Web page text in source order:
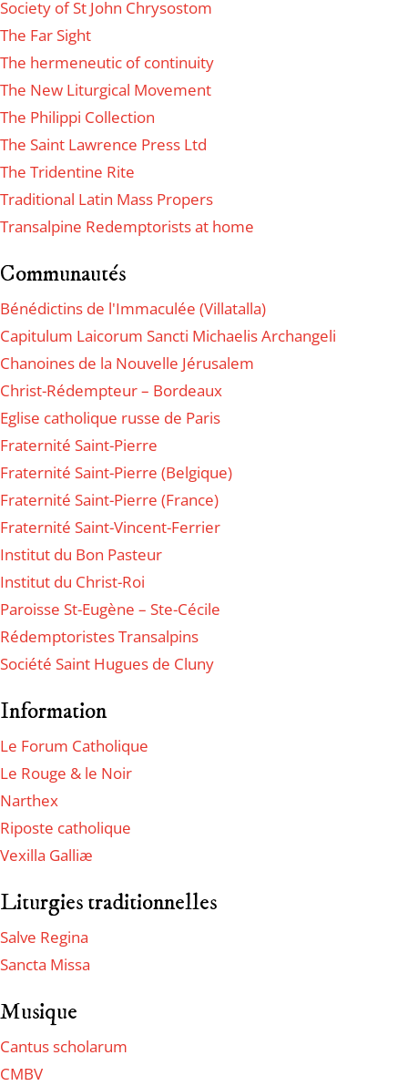
Society of St John Chrysostom
The Far Sight
The hermeneutic of continuity
The New Liturgical Movement
The Philippi Collection
The Saint Lawrence Press Ltd
The Tridentine Rite
Traditional Latin Mass Propers
Transalpine Redemptorists at home
Communautés
Bénédictins de l'Immaculée (Villatalla)
Capitulum Laicorum Sancti Michaelis Archangeli
Chanoines de la Nouvelle Jérusalem
Christ-Rédempteur – Bordeaux
Eglise catholique russe de Paris
Fraternité Saint-Pierre
Fraternité Saint-Pierre (Belgique)
Fraternité Saint-Pierre (France)
Fraternité Saint-Vincent-Ferrier
Institut du Bon Pasteur
Institut du Christ-Roi
Paroisse St-Eugène – Ste-Cécile
Rédemptoristes Transalpins
Société Saint Hugues de Cluny
Information
Le Forum Catholique
Le Rouge & le Noir
Narthex
Riposte catholique
Vexilla Galliæ
Liturgies traditionnelles
Salve Regina
Sancta Missa
Musique
Cantus scholarum
CMBV